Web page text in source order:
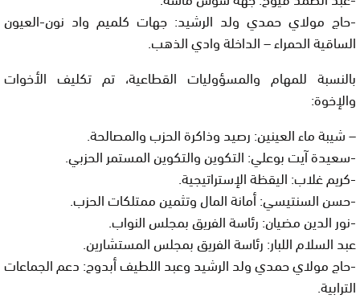
-حاج مولاي حمدي ولد الرشيد: جهات كلميم واد نون-العيون
الساقية الحمراء – الداخلة وادي الذهب.
بالنسبة للمهام والمسؤوليات القطاعية، تم تكليف الأخوات
والإخوة:
– شيبة ماء العينين: رصيد وذاكرة الحزب والمصالحة.
-سعيدة آيت بوعلي: التكوين والتكوين المستمر الحزبي.
-كريم غلاب: اليقظة الإستراتيجية.
-حسن السنتيسي: أمانة المال وتثمين ممتلكات الحزب.
-نور الدين مضيان: رئاسة الفريق بمجلس النواب.
عبد السلام اللبار: رئاسة الفريق بمجلس المستشارين.
-حاج مولاي حمدي ولد الرشيد وعبد اللطيف أبدوح: دعم الجماعات
الترابية.